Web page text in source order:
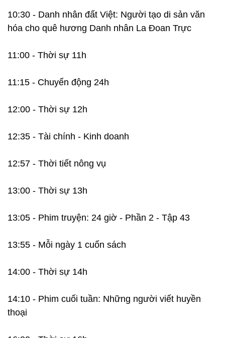
10:30 - Danh nhân đất Việt: Người tạo di sản văn
hóa cho quê hương Danh nhân La Đoan Trực
11:00 - Thời sự 11h
11:15 - Chuyển động 24h
12:00 - Thời sự 12h
12:35 - Tài chính - Kinh doanh
12:57 - Thời tiết nông vụ
13:00 - Thời sự 13h
13:05 - Phim truyện: 24 giờ - Phần 2 - Tập 43
13:55 - Mỗi ngày 1 cuốn sách
14:00 - Thời sự 14h
14:10 - Phim cuối tuần: Những người viết huyền
thoại